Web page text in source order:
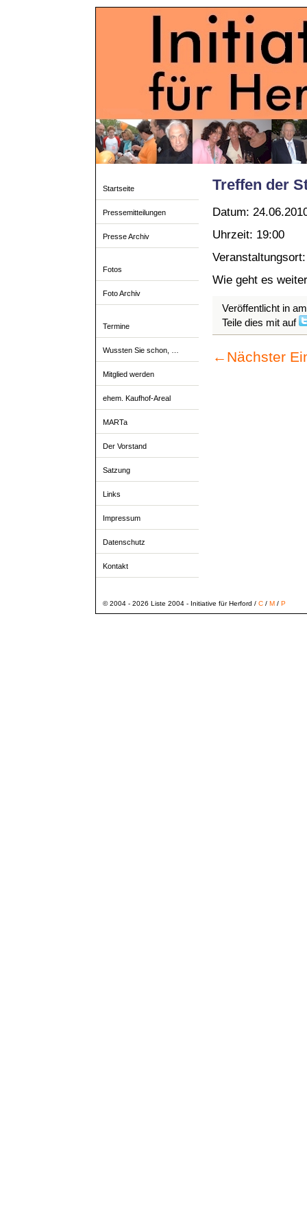
Startseite
Pressemitteilungen
Presse Archiv
Fotos
Foto Archiv
Termine
Wussten Sie schon, …
Mitglied werden
ehem. Kaufhof-Areal
MARTa
Der Vorstand
Satzung
Links
Impressum
Datenschutz
Kontakt
Treffen der
Datum:
Uhrzeit: 19:00
Wie geht es
Veröffentlicht in
Teile dies mit auf
← Nächster
© 2004 - 2026 Liste 2004 - Initiative für Herford / C/ M/ P